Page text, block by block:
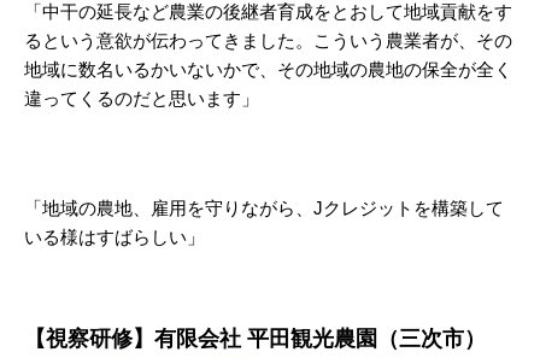
「中干の延長など農業の後継者育成をとおして地域貢献をす
るという意欲が伝わってきました。こういう農業者が、その
地域に数名いるかいないかで、その地域の農地の保全が全く
違ってくるのだと思います」
「地域の農地、雇用を守りながら、Jクレジットを構築して
いる様はすばらしい」
【視察研修】 有限会社 平田観光農園 （三次市）